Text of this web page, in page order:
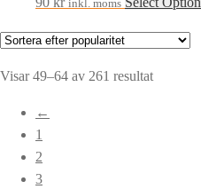
inkl. moms
Visar 49–64 av 261 resultatSortera
←
1
2
3